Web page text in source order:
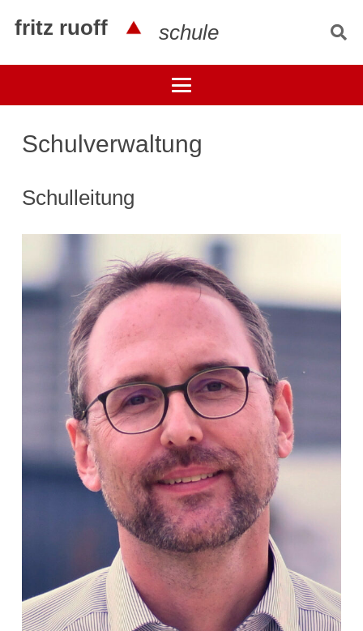
fritz ruoff schule
Schulverwaltung
Schulleitung